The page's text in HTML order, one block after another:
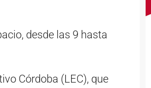
desde las 9 hasta
Córdoba (LEC), que